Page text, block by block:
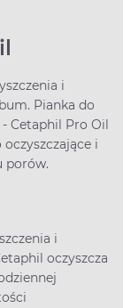
i
Pianka do
Cetaphil Pro Oil
oczyszczające i
porów.
i
oczyszcza